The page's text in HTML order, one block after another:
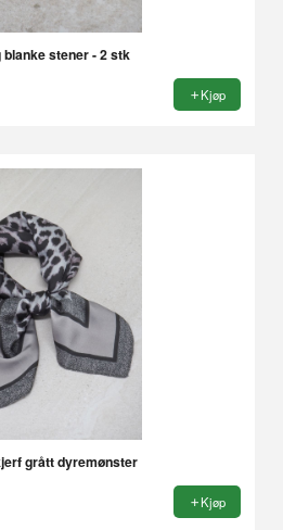
blanke stener - 2 stk
Kjøp
grått dyremønster
Kjøp